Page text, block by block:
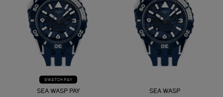
SWATCH PAY
SEA WASP PAY SEA WASP